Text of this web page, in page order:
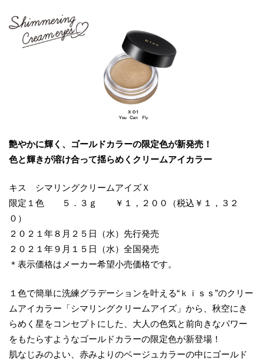
艶やかに輝く、ゴールドカラーの限定色が新発売！
色と輝きが溶け合って揺らめくクリームアイカラー
キス シマリングクリームアイズＸ
限定１色 ５．３ｇ ￥１，２００（税込￥１，３２
０）
２０２１年８月２５日（水）先行発売
２０２１年９月１５日（水）全国発売
＊表示価格はメーカー希望小売価格です。
１色で簡単に洗練グラデーションを叶える“ｋｉｓｓ”のクリー
ムアイカラー「シマリングクリームアイズ」から、秋空にき
らめく星をコンセプトにした、大人の色気と前向きなパワー
をもたらすようなゴールドカラーの限定色が新登場！
肌なじみのよい、赤みよりのベージュカラーの中にゴールド